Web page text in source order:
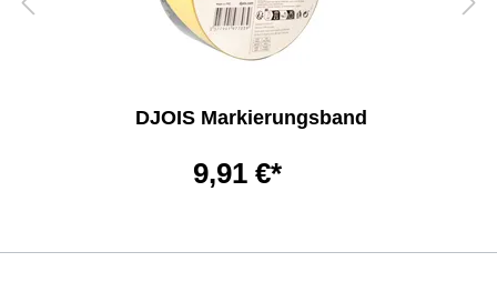
DJOIS Markierungsband
9,91 €*